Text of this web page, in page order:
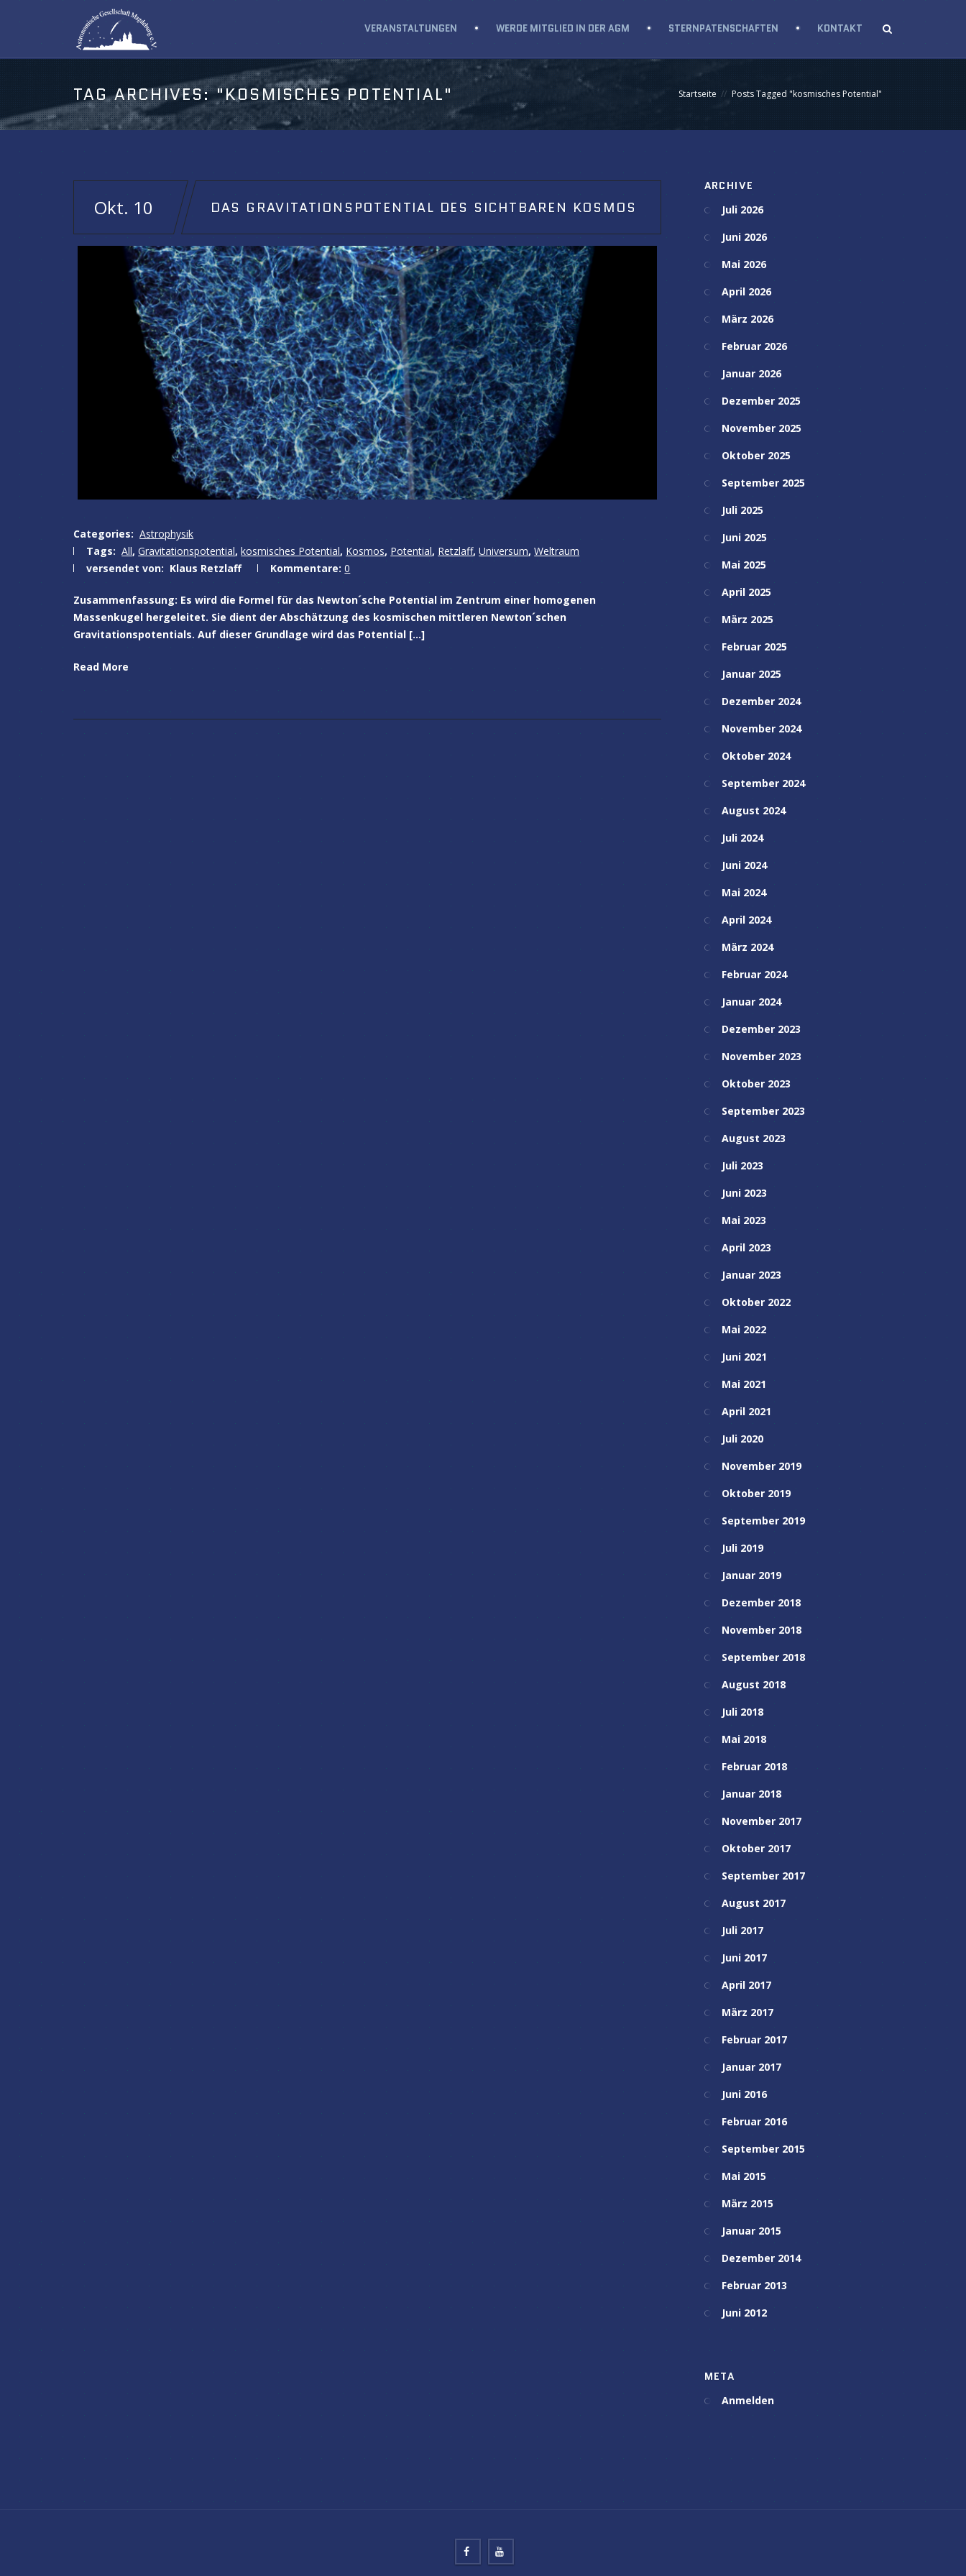
VERANSTALTUNGEN WERDE MITGLIED IN DER AGM STERNPATENSCHAFTEN KONTAKT
TAG ARCHIVES:"KOSMISCHES POTENTIAL" Startseite Posts Tagged "kosmisches Potential"
Okt. 10 DAS GRAVITATIONSPOTENTIAL DES SICHTBAREN KOSMOS
Categories: Astrophysik
Tags: All,Gravitationspotential,kosmisches Potential, Kosmos, Potential, Retzlaff,Universum,Weltraum
versendet von: Klaus Retzlaff Kommentare: 0
Zusammenfassung: Es wird die Formel für das Newton´sche Potential im Zentrum einer homogenen
Massenkugel hergeleitet. Sie dient der Abschätzung des kosmischen mittleren Newton´schen
Gravitationspotentials. Auf dieser Grundlage wird das Potential […]
Read More
ARCHIVE
Juli 2026
Juni 2026
Mai 2026
April 2026
März 2026
Februar 2026
Januar 2026
Dezember 2025
November 2025
Oktober 2025
September 2025
Juli 2025
Juni 2025
Mai 2025
April 2025
März 2025
Februar 2025
Januar 2025
Dezember 2024
November 2024
Oktober 2024
September 2024
August 2024
Juli 2024
Juni 2024
Mai 2024
April 2024
März 2024
Februar 2024
Januar 2024
Dezember 2023
November 2023
Oktober 2023
September 2023
August 2023
Juli 2023
Juni 2023
Mai 2023
April 2023
Januar 2023
Oktober 2022
Mai 2022
Juni 2021
Mai 2021
April 2021
Juli 2020
November 2019
Oktober 2019
September 2019
Juli 2019
Januar 2019
Dezember 2018
November 2018
September 2018
August 2018
Juli 2018
Mai 2018
Februar 2018
Januar 2018
November 2017
Oktober 2017
September 2017
August 2017
Juli 2017
Juni 2017
April 2017
März 2017
Februar 2017
Januar 2017
Juni 2016
Februar 2016
September 2015
Mai 2015
März 2015
Januar 2015
Dezember 2014
Februar 2013
Juni 2012
META
Anmelden